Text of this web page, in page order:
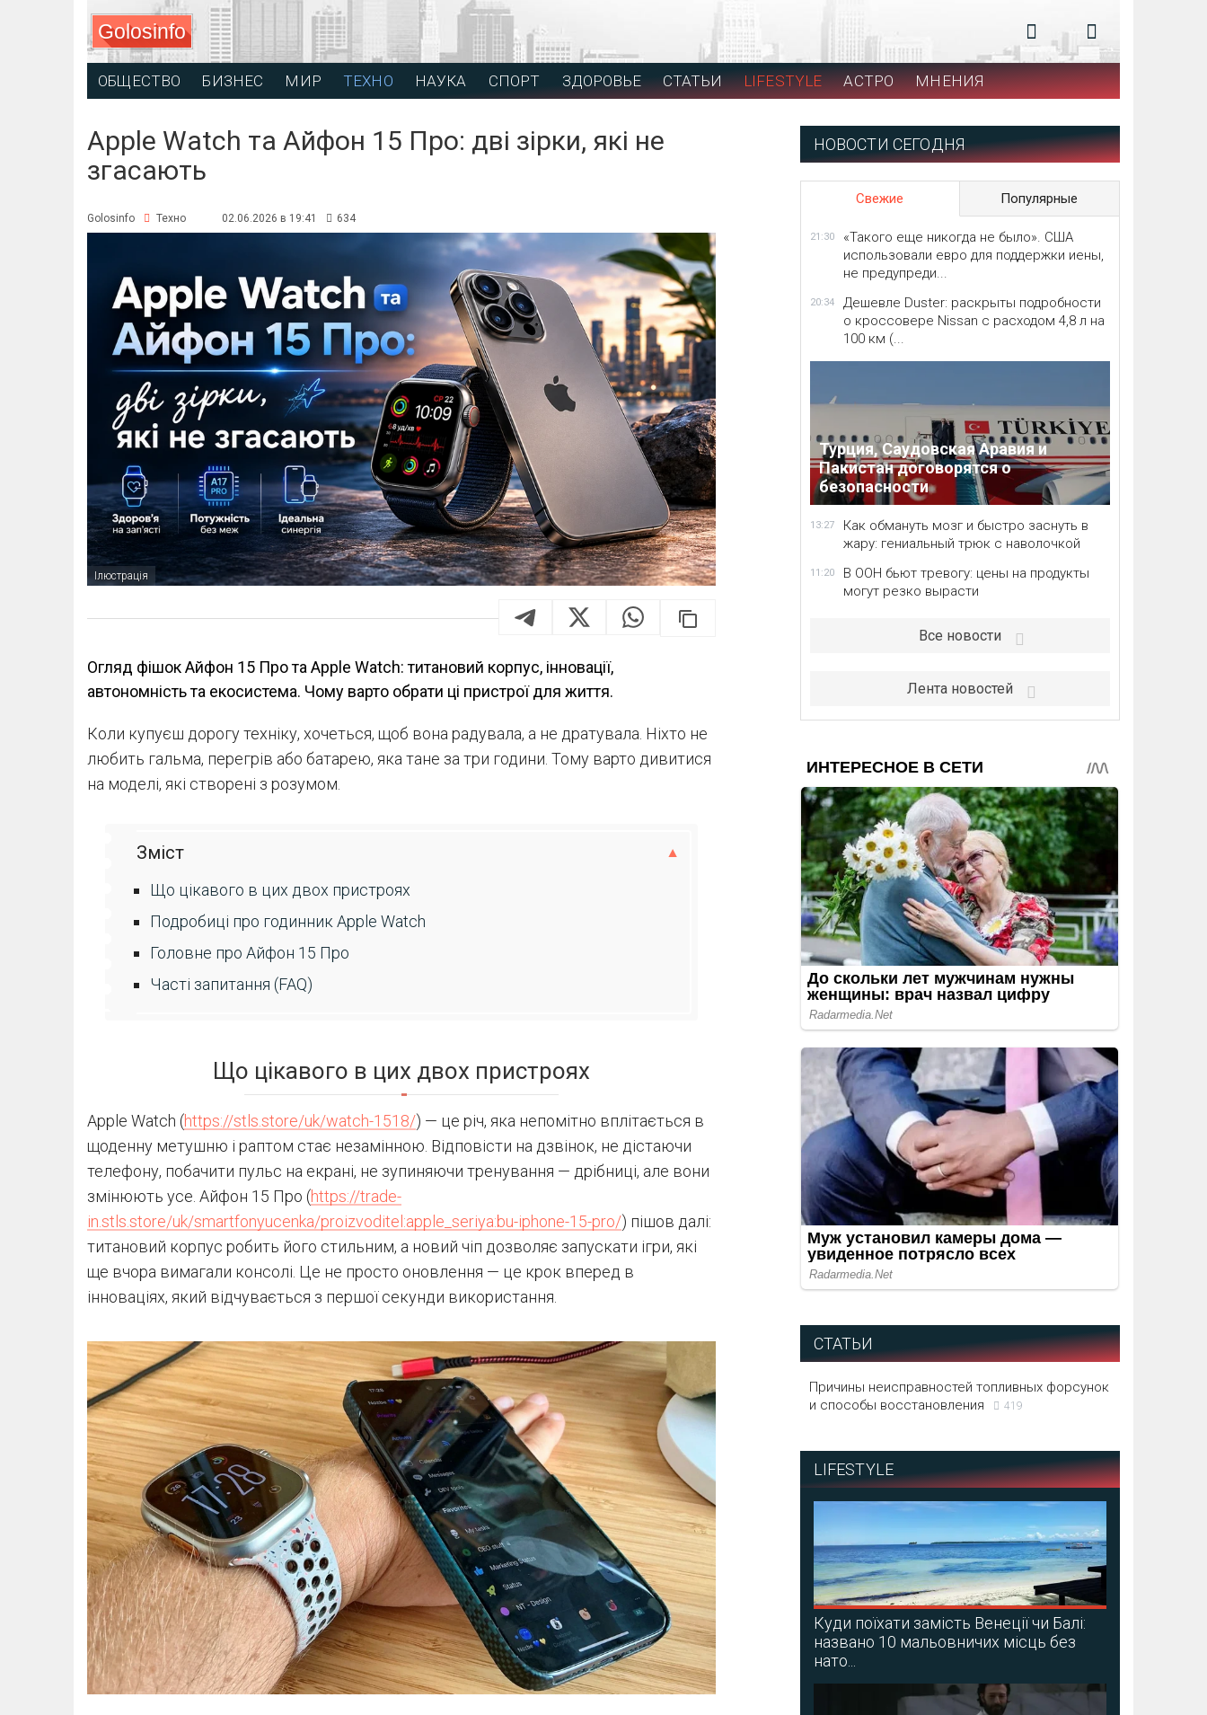
Golosinfo
ОБЩЕСТВО БИЗНЕС МИР ТЕХНО НАУКА СПОРТ ЗДОРОВЬЕ СТАТЬИ LIFESTYLE АСТРО МНЕНИЯ
Apple Watch та Айфон 15 Про: дві зірки, які не
згасають
Golosinfo Техно 02.06.2026 в 19:41 634
Ілюстрація
Огляд фішок Айфон 15 Про та Apple Watch: титановий корпус, інновації,
автономність та екосистема. Чому варто обрати ці пристрої для життя.
Коли купуєш дорогу техніку, хочеться, щоб вона радувала, а не дратувала. Ніхто не
любить гальма, перегрів або батарею, яка тане за три години. Тому варто дивитися
на моделі, які створені з розумом.
Зміст
Що цікавого в цих двох пристроях
Подробиці про годинник Apple Watch
Головне про Айфон 15 Про
Часті запитання (FAQ)
Що цікавого в цих двох пристроях
Apple Watch (https://stls.store/uk/watch-1518/) — це річ, яка непомітно вплітається в
щоденну метушню і раптом стає незамінною. Відповісти на дзвінок, не дістаючи
телефону, побачити пульс на екрані, не зупиняючи тренування — дрібниці, але вони
змінюють усе. Айфон 15 Про (https://trade-
in.stls.store/uk/smartfonyucenka/proizvoditel:apple_seriya:bu-iphone-15-pro/) пішов далі:
титановий корпус робить його стильним, а новий чіп дозволяє запускати ігри, які
ще вчора вимагали консолі. Це не просто оновлення — це крок вперед в
інноваціях, який відчувається з першої секунди використання.
НОВОСТИ СЕГОДНЯ
Свежие Популярные
21:30
«Такого еще никогда не было». США
использовали евро для поддержки иены,
не предупреди...
20:34
Дешевле Duster: раскрыты подробности
о кроссовере Nissan с расходом 4,8 л на
100 км (...
Турция, Саудовская Аравия и
Пакистан договорятся о
безопасности
13:27
Как обмануть мозг и быстро заснуть в
жару: гениальный трюк с наволочкой
11:20
В ООН бьют тревогу: цены на продукты
могут резко вырасти
Все новости
Лента новостей
СТАТЬИ
Причины неисправностей топливных форсунок
и способы восстановления
419
LIFESTYLE
Куди поїхати замість Венеції чи Балі:
названо 10 мальовничих місць без
нато...